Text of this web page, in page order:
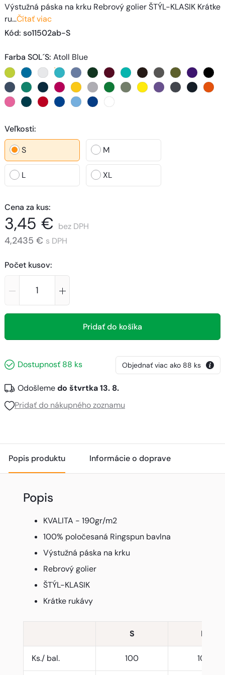
Výstužná páska na krku Rebrový golier ŠTÝL-KLASIK Krátke
ru…Čítať viac
Kód: so11502ab-S
Farba SOL´S: Atoll Blue
Veľkosti:
S
M
L XL
Cena za kus:
3,45 € bez DPH
4,2435 € s DPH
Počet kusov:
Pridať do košíka
Dostupnosť 88 ks Objednať viac ako 88 ks
Odošlemedo štvrtka 13. 8.
Pridať do nákupného zoznamu
Popis produktu Informácie o doprave
Popis
KVALITA - 190gr/m2
100% poločesaná Ringspun bavlna
Výstužná páska na krku
Rebrový golier
ŠTÝL-KLASIK
Krátke rukávy
S M
Ks./ bal. 100 100